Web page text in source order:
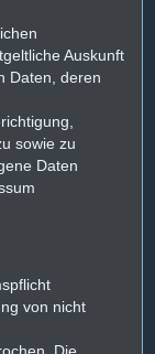
Auskunft
Daten, deren
sowie zu
Daten
von nicht